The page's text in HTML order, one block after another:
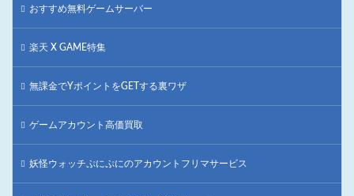
おすすめ無料ゲームサーバー
楽天 X GAME特集
無課金でYポイントをGETする裏ワザ
ゲームアカウント高価買取
妖怪ウォッチぷにぷにのアカウントフリマサービス